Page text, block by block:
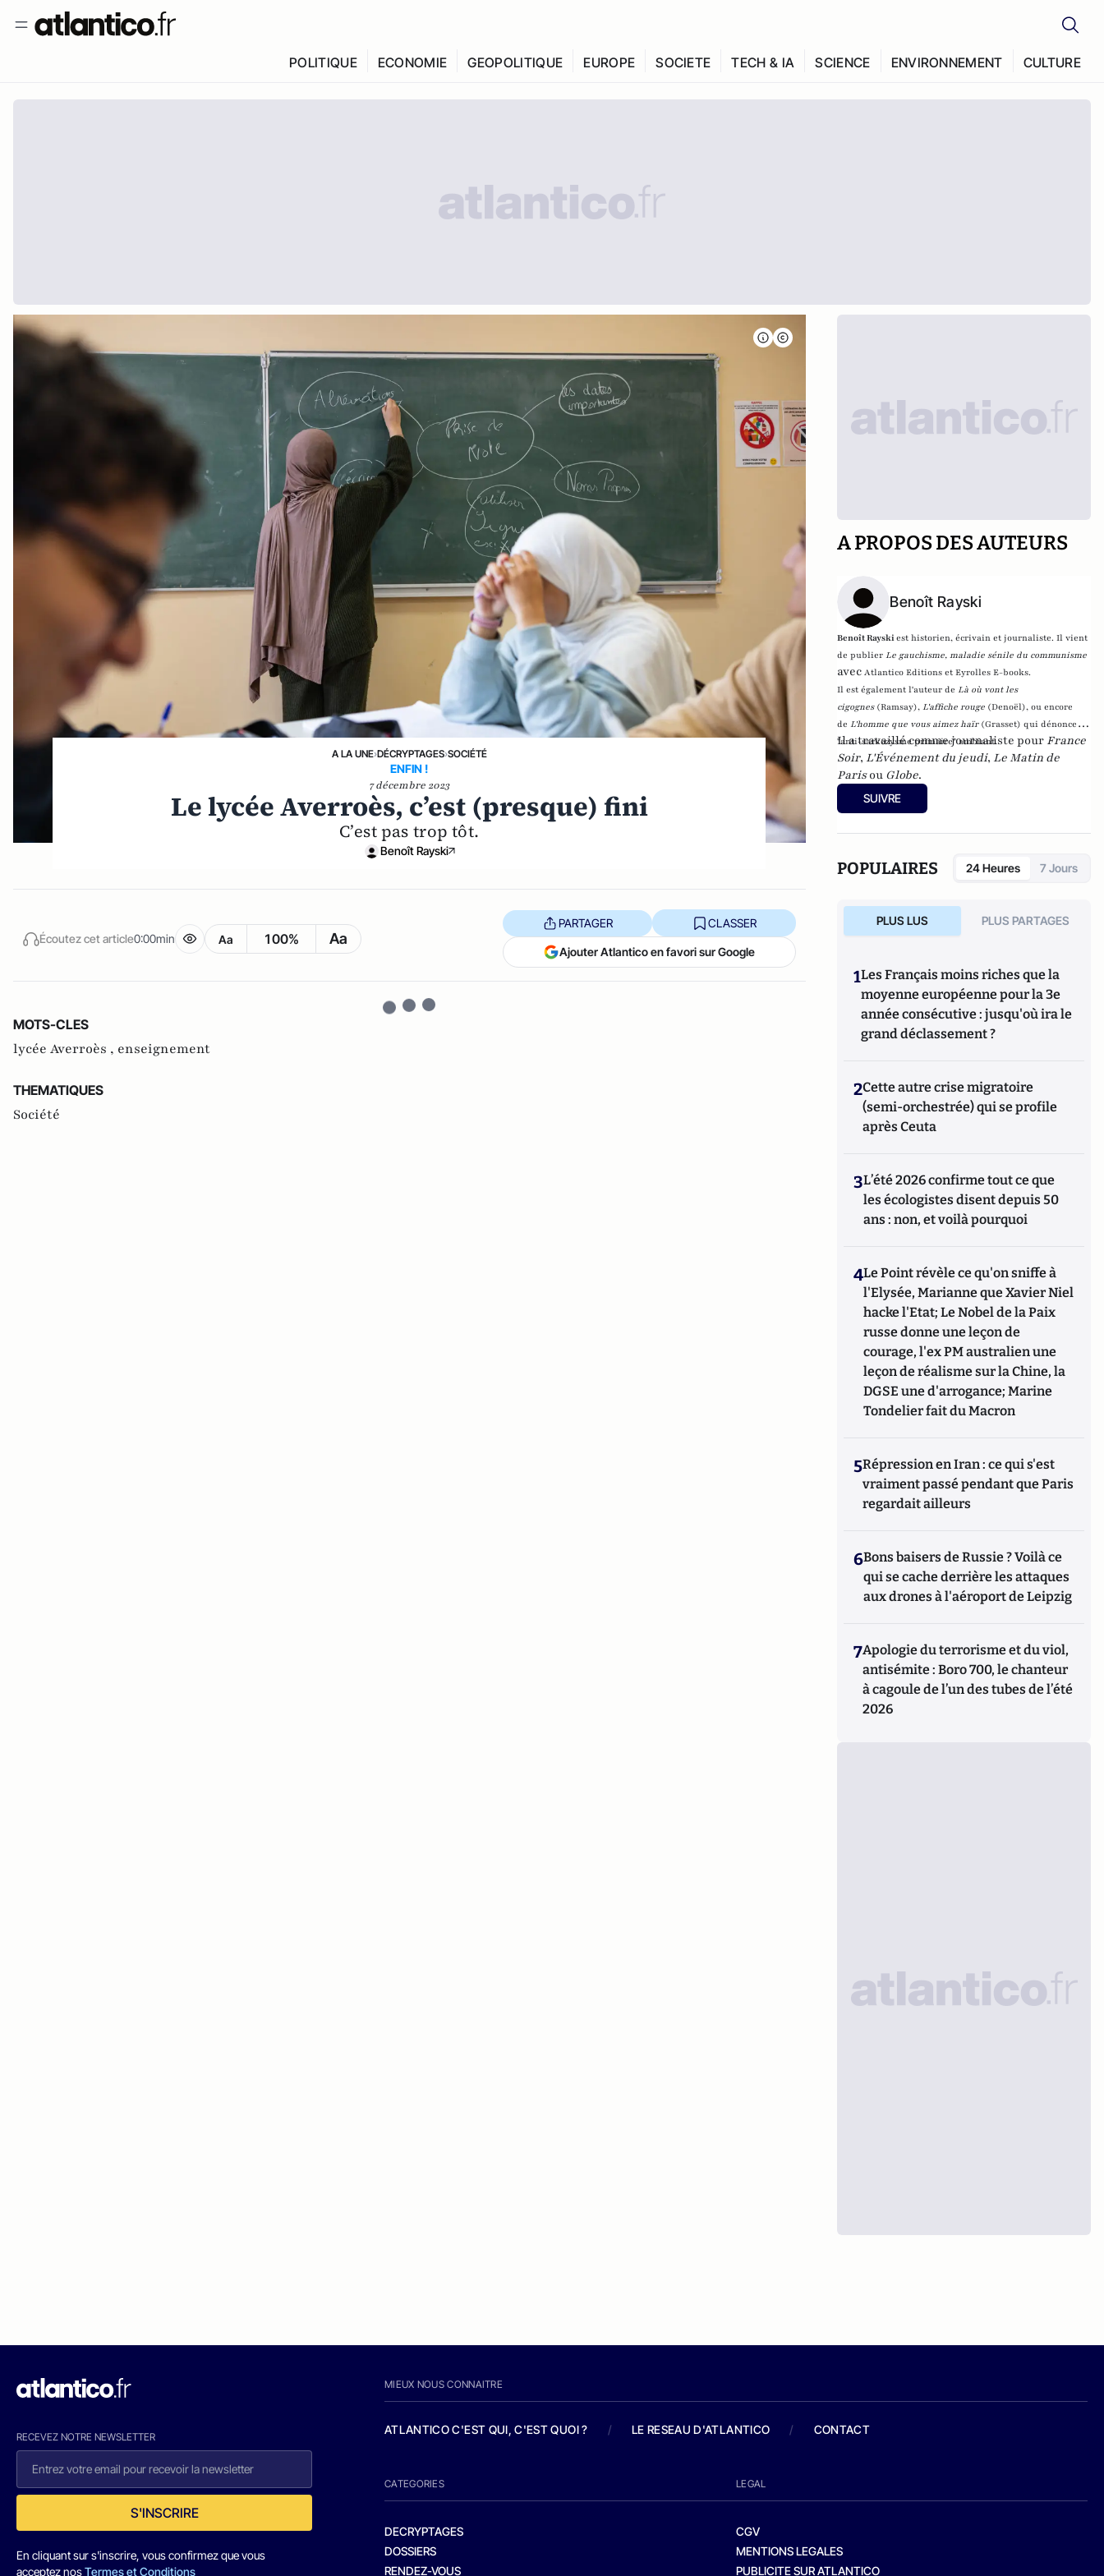
POLITIQUE ECONOMIE GEOPOLITIQUE EUROPE SOCIETE TECH & IA SCIENCE ENVIRONNEMENT CULTURE
A LA UNE›DÉCRYPTAGES›SOCIÉTÉ
ENFIN !
7 décembre 2023
Le lycée Averroès, c’est (presque) fini
C’est pas trop tôt.
Benoît Rayski
Écoutez cet article0:00min Aa 100% Aa
PARTAGER CLASSER
Ajouter Atlantico en favori sur Google
MOTS-CLES
lycée Averroès , enseignement
THEMATIQUES
Société
A PROPOS DES AUTEURS
Benoît Rayski
Benoît Rayskiest historien, écrivain et journaliste. Il vient
de publierLe gauchisme, maladie sénile du communisme
avecAtlantico Editions et Eyrolles E-books.
Il est également l'auteur deLà où vont les
cigognes (Ramsay),L'affiche rouge (Denoël), ou encore
deL'homme que vous aimez haïr (Grasset) qui dénonce l'
"anti-sarkozysme primaire" ambiant.
Il a travaillé comme journaliste pour France
Soir, L'Événement du jeudi, Le Matin de
Parisou Globe.
SUIVRE
POPULAIRES 24 Heures 7 Jours
PLUS LUS PLUS PARTAGES
1Les Français moins riches que la
moyenne européenne pour la 3e
année consécutive : jusqu'où ira le
grand déclassement ?
2Cette autre crise migratoire
(semi-orchestrée) qui se profile
après Ceuta
3L’été 2026 confirme tout ce que
les écologistes disent depuis 50
ans : non, et voilà pourquoi
4Le Point révèle ce qu'on sniffe à
l'Elysée, Marianne que Xavier Niel
hacke l'Etat; Le Nobel de la Paix
russe donne une leçon de
courage, l'ex PM australien une
leçon de réalisme sur la Chine, la
DGSE une d'arrogance; Marine
Tondelier fait du Macron
5Répression en Iran : ce qui s'est
vraiment passé pendant que Paris
regardait ailleurs
6Bons baisers de Russie ? Voilà ce
qui se cache derrière les attaques
aux drones à l'aéroport de Leipzig
7Apologie du terrorisme et du viol,
antisémite : Boro 700, le chanteur
à cagoule de l’un des tubes de l’été
2026
RECEVEZ NOTRE NEWSLETTER
S'INSCRIRE
En cliquant sur s'inscrire, vous confirmez que vous
acceptez nosTermes et Conditions
MIEUX NOUS CONNAITRE
ATLANTICO C'EST QUI, C'EST QUOI ? / LE RESEAU D'ATLANTICO / CONTACT
CATEGORIES
DECRYPTAGES
DOSSIERS
RENDEZ-VOUS
LEGAL
CGV
MENTIONS LEGALES
PUBLICITE SUR ATLANTICO